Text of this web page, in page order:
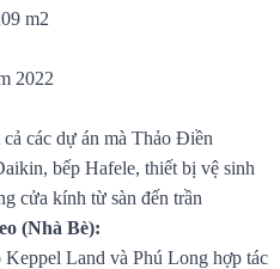
m2
2022
cả các dự án mà Thảo Điền
bếp Hafele, thiết bị vệ sinh
cửa kính từ sàn đến trần
(Nhà Bè):
Keppel Land và Phú Long hợp tác